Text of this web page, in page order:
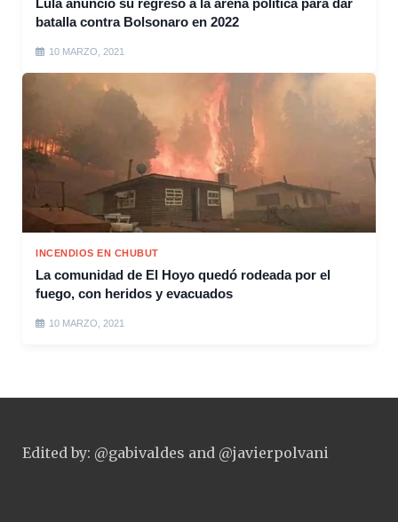
Lula anunció su regreso a la arena política para dar
batalla contra Bolsonaro en 2022
10 MARZO, 2021
INCENDIOS EN CHUBUT
La comunidad de El Hoyo quedó rodeada por el
fuego, con heridos y evacuados
10 MARZO, 2021
Edited by: @gabivaldes and @javierpolvani